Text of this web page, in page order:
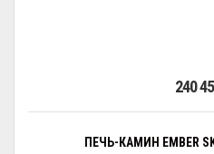
240
ПЕЧЬ-КАМИН EMBER